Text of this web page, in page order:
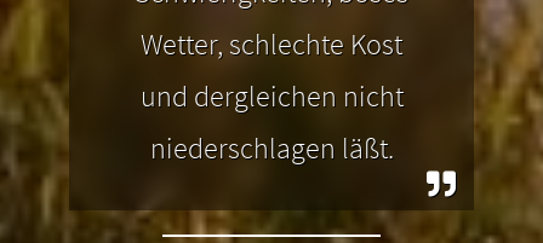
Wetter, schlechte Kost
und dergleichen nicht
niederschlagen läßt.